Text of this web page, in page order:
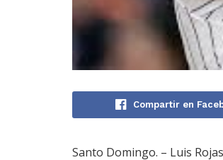
Compartir en
Santo Domingo. – Luis